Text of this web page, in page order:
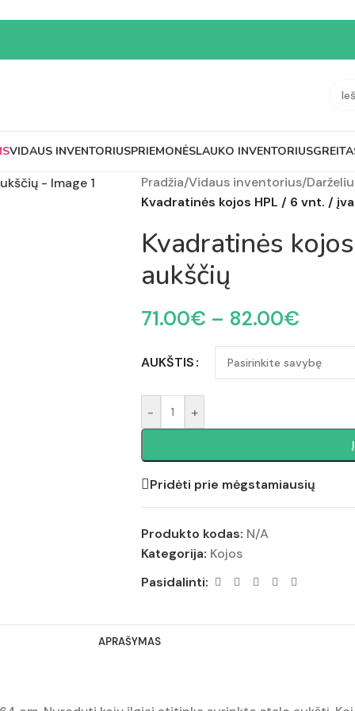
VIDAUS INVENTORIUSPRIEMONĖSLAUKO INVENTORIUS
Pradžia/Vidaus inventorius/
Kvadratinės kojos HPL / 6 vnt. /
Kvadratinės
aukščių
71.00€ – 82.00€
AUKŠTIS
- +
Pridėti prie mėgstamiausių
Produkto kodas: N/A
Kategorija: Kojos
Pasidalinti:
APRAŠYMAS